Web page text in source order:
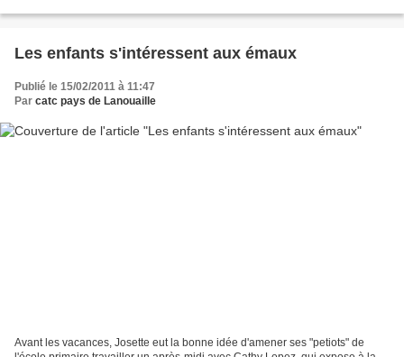
Les enfants s'intéressent aux émaux
Publié le 15/02/2011 à 11:47
Par catc pays de Lanouaille
Avant les vacances, Josette eut la bonne idée d'amener ses "petiots" de